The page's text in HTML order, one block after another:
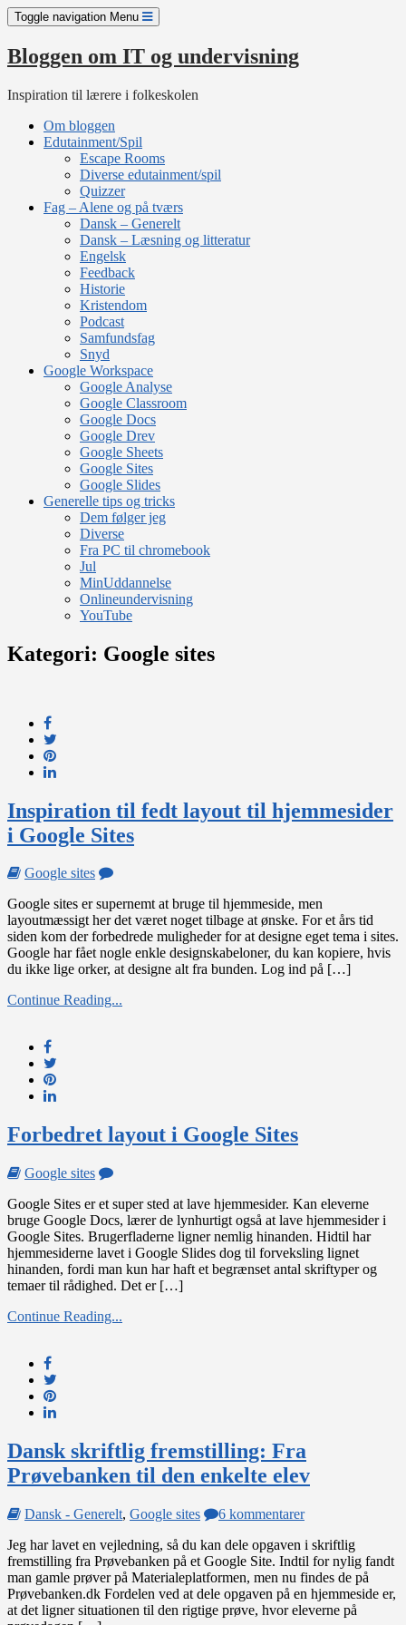
Skip
to
content
Toggle navigation Menu
Bloggen om IT og undervisning
Inspiration til lærere i folkeskolen
Om bloggen
Edutainment/Spil
Escape Rooms
Diverse edutainment/spil
Quizzer
Fag – Alene og på tværs
Dansk – Generelt
Dansk – Læsning og litteratur
Engelsk
Feedback
Historie
Kristendom
Podcast
Samfundsfag
Snyd
Google Workspace
Google Analyse
Google Classroom
Google Docs
Google Drev
Google Sheets
Google Sites
Google Slides
Generelle tips og tricks
Dem følger jeg
Diverse
Fra PC til chromebook
Jul
MinUddannelse
Onlineundervisning
YouTube
Kategori: Google sites
Inspiration til fedt layout til hjemmesider
i Google Sites
Google sites
on
til
fedt
layout
til
hjemmesider
Google
Google sites er supernemt at bruge til hjemmeside, men
layoutmæssigt her det været noget tilbage at ønske. For et års tid
siden kom der forbedrede muligheder for at designe eget tema i sites.
Google har fået nogle enkle designskabeloner, du kan kopiere, hvis
du ikke lige orker, at designe alt fra bunden. Log ind på […]
Continue Reading...
Forbedret layout i Google Sites
Google sites
on
layout
i
Google
Sites
Google Sites er et super sted at lave hjemmesider. Kan eleverne
bruge Google Docs, lærer de lynhurtigt også at lave hjemmesider i
Google Sites. Brugerfladerne ligner nemlig hinanden. Hidtil har
hjemmesiderne lavet i Google Slides dog til forveksling lignet
hinanden, fordi man kun har haft et begrænset antal skriftyper og
temaer til rådighed. Det er […]
Continue Reading...
Dansk skriftlig fremstilling: Fra
Prøvebanken til den enkelte elev
Dansk - Generelt, Google sites 6 kommentarertil
skriftlig
fremstilling:
Fra
Prøvebanken
til
Jeg har lavet en vejledning, så du kan dele opgaven i skriftlig
fremstilling fra Prøvebanken på et Google Site. Indtil for nylig fandt
man gamle prøver på Materialeplatformen, men nu findes de på
Prøvebanken.dk Fordelen ved at dele opgaven på en hjemmeside er,
at det ligner situationen til den rigtige prøve, hvor eleverne på